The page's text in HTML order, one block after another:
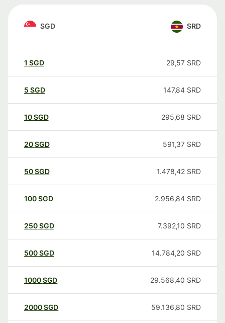
SGD SRD
1 SGD 29,57 SRD
5 SGD 147,84 SRD
10SGD 295,68 SRD
20SGD 591,37 SRD
50SGD 1.478,42 SRD
100SGD 2.956,84 SRD
250SGD 7.392,10 SRD
500SGD 14.784,20 SRD
1000SGD 29.568,40 SRD
2000SGD 59.136,80 SRD